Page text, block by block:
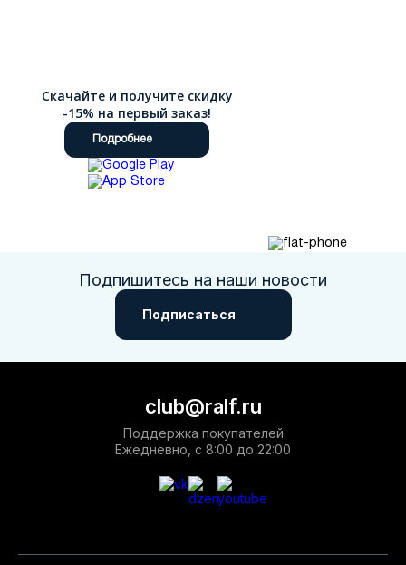
Скачайте и получите скидку
-15% на первый заказ!
Подробнее
Подпишитесь на наши новости
Подписаться
club@ralf.ru
Поддержка покупателей
Ежедневно, с 8:00 до 22:00